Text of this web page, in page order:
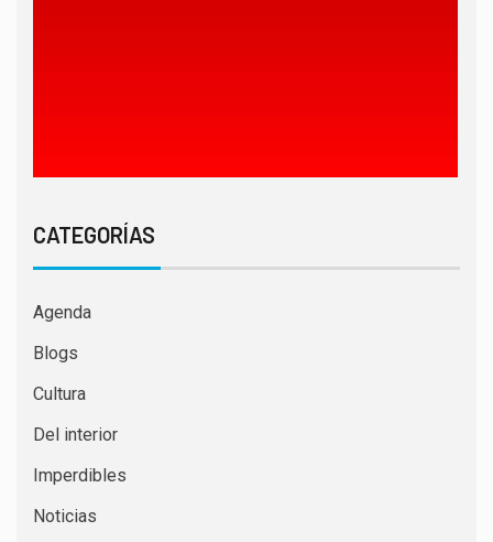
CATEGORÍAS
Agenda
Blogs
Cultura
Del interior
Imperdibles
Noticias